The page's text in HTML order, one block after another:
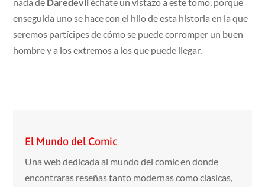
nada de Daredeviléchate un vistazo a este tomo, porque
enseguida uno se hace con el hilo de esta historia en la que
seremos partícipes de cómo se puede corromper un buen
hombre y a los extremos a los que puede llegar.
El Mundo del Comic
Una web dedicada al mundo del comic en donde
encontraras reseñas tanto modernas como clasicas,